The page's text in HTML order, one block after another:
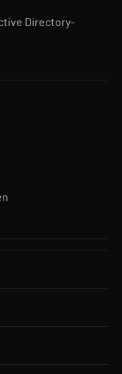
Directory-